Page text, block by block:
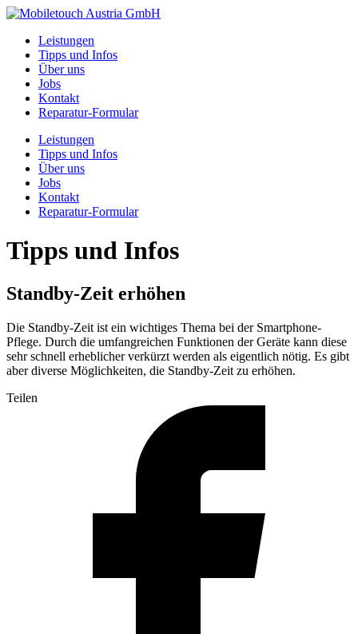
Leistungen
Tipps und Infos
Über uns
Jobs
Kontakt
Reparatur-Formular
Leistungen
Tipps und Infos
Über uns
Jobs
Kontakt
Reparatur-Formular
Tipps und Infos
Standby-Zeit erhöhen
Die Standby-Zeit ist ein wichtiges Thema bei der Smartphone-
Pflege. Durch die umfangreichen Funktionen der Geräte kann diese
sehr schnell erheblicher verkürzt werden als eigentlich nötig. Es gibt
aber diverse Möglichkeiten, die Standby-Zeit zu erhöhen.
Teilen